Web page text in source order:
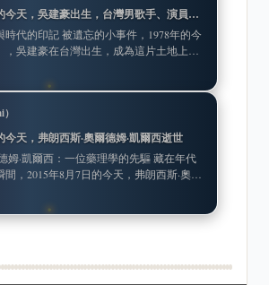
1978年8月7日的今天，吳建豪出生，台灣男歌手、演員，男子組合F4成員
的小事件，1978年的今
，吳建豪在台灣出生，成為這片土地上的
今天，弗朗西斯·奧爾德姆·凱爾西逝世
·凱爾西：一位藥理學的先驅 藏在年代
，2015年8月7日的今天，弗朗西斯·奧爾